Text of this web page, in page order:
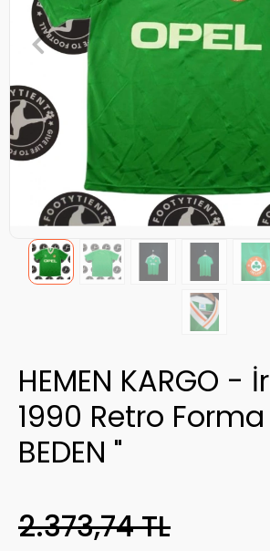
HEMEN KARGO -
1990 Retro Forma
BEDEN "
2.373,74 TL